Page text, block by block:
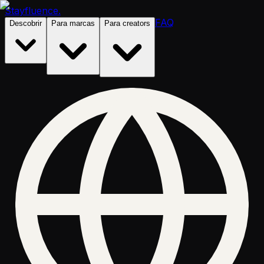
Stayfluence.
Descobrir Para marcas Para creators FAQ